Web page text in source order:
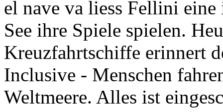
el nave va liess Fellini
See ihre Spiele spielen.
Kreuzfahrtschiffe erinnert
Inclusive - Menschen
Weltmeere. Alles ist